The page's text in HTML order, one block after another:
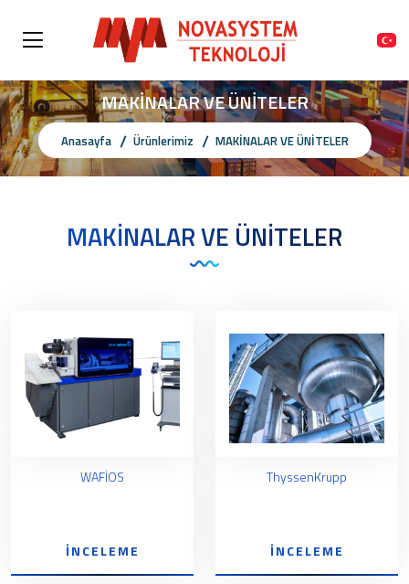
MAKİNALAR VE ÜNİTELER
Anasayfa Ürünlerimiz MAKİNALAR VE ÜNİTELER
MAKİNALAR VE ÜNİTELER
WAFİOS
İNCELEME
ThyssenKrupp
İNCELEME